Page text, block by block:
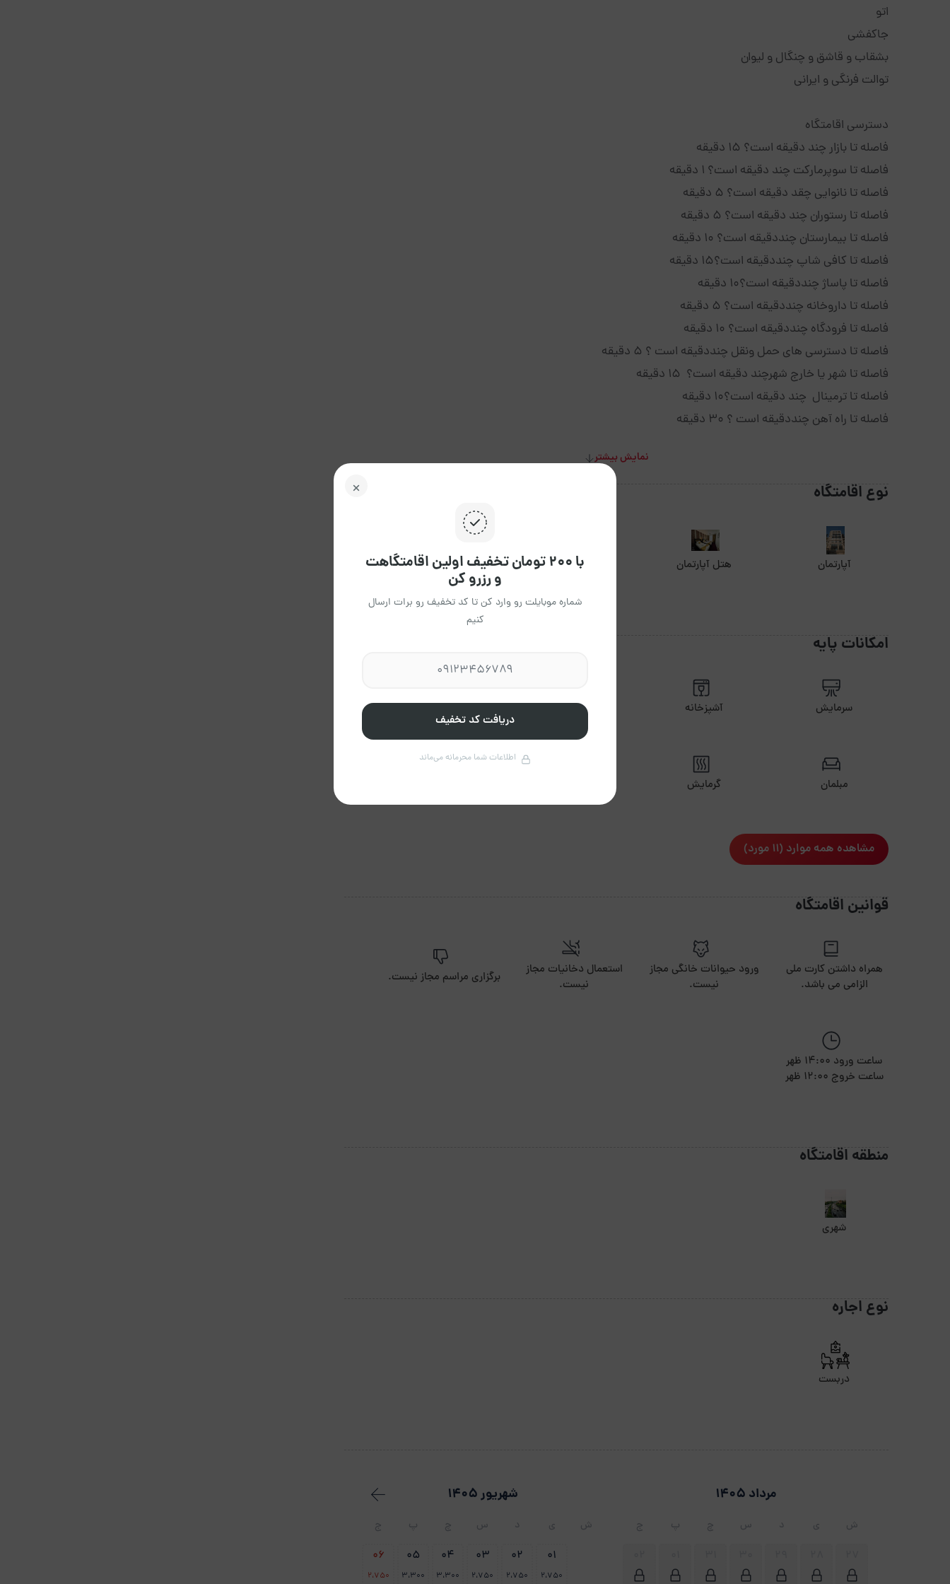
اتو
جاکفشی
بشقاب و قاشق و چنگال و لیوان
توالت فرنگی و ایرانی
دسترسی اقامتگاه
فاصله تا بازار چند دقیقه است؟ 15 دقیقه
فاصله تا سوپرمارکت چند دقیقه است؟ 1 دقیقه
فاصله تا نانوایی چقد دقیقه است؟ 5 دقیقه
فاصله تا رستوران چند دقیقه است؟ 5 دقیقه
فاصله تا بیمارستان چنددقیقه است؟ 10 دقیقه
فاصله تا کافی شاپ چنددقیقه است؟15 دقیقه
فاصله تا پاساژ چنددقیقه است؟10 دقیقه
فاصله تا داروخانه چنددقیقه است؟ 5 دقیقه
فاصله تا فرودگاه چنددقیقه است؟ 10 دقیقه
فاصله تا دسترسی های حمل ونقل چنددقیقه است ؟ 5 دقیقه
فاصله تا شهر یا خارج شهرچند دقیقه است؟ 15 دقیقه
فاصله تا ترمینال چند دقیقه است؟10 دقیقه
فاصله تا راه آهن چنددقیقه است ؟ 30 دقیقه
نمایش بیشتر
نوع اقامتگاه
آپارتمان هتل آپارتمان
امکانات پایه
سرمایش آشپزخانه اجاق گاز
مبلمان گرمایش
مشاهده همه موارد (11 مورد)
قوانین اقامتگاه
همراه داشتن کارت ملی
الزامی می باشد.
ورود حیوانات خانگی مجاز
نیست.
استعمال دخانیات مجاز
نیست.
برگزاری مراسم مجاز نیست.
ساعت ورود 14:00 ظهر
ساعت خروج 12:00 ظهر
منطقه اقامتگاه
شهری
نوع اجاره
دربست
مرداد 1405
ش ی د س چ پ ج
شهریور 1405
ش ی د س چ پ ج
01
2،750
02
2،750
03
2،750
04
3،300
05
3،300
06
2،750
با ۲۰۰ تومان تخفیف اولین اقامتگاهت
و رزرو کن
شماره موبایلت رو وارد کن تا کد تخفیف رو برات ارسال
کنیم
دریافت کد تخفیف
اطلاعات شما محرمانه می‌ماند